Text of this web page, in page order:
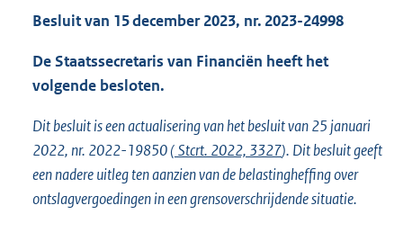
e
2
b
Besluit van 15 december 2023, nr. 2023-24998
De Staatssecretaris van Financiën heeft het
volgende besloten.
Dit besluit is een actualisering van het besluit van 25 januari
2022, nr. 2022-19850 (Stcrt. 2022, 3327). Dit besluit geeft
een nadere uitleg ten aanzien van de belastingheffing over
ontslagvergoedingen in een grensoverschrijdende situatie.